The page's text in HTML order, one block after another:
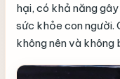
hại, có khả năng
sức khỏe con người.
không nên và không